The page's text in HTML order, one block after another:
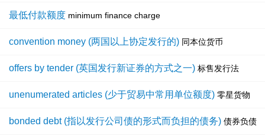
最低付款额度 minimum finance charge
convention money (两国以上协定发行的) 同本位货币
offers by tender (英国发行新证券的方式之一) 标售发行法
unenumerated articles (少于贸易中常用单位额度) 零星货物
bonded debt (指以发行公司债的形式而负担的债务) 债券负债